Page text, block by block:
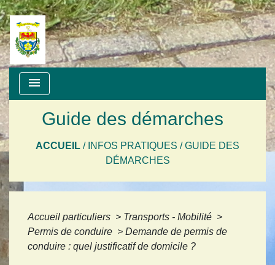
menu
Guide des démarches
ACCUEIL / INFOS PRATIQUES /GUIDE DES
DÉMARCHES
Accueil particuliers > Transports - Mobilité >
Permis de conduire > Demande de permis de
conduire : quel justificatif de domicile ?